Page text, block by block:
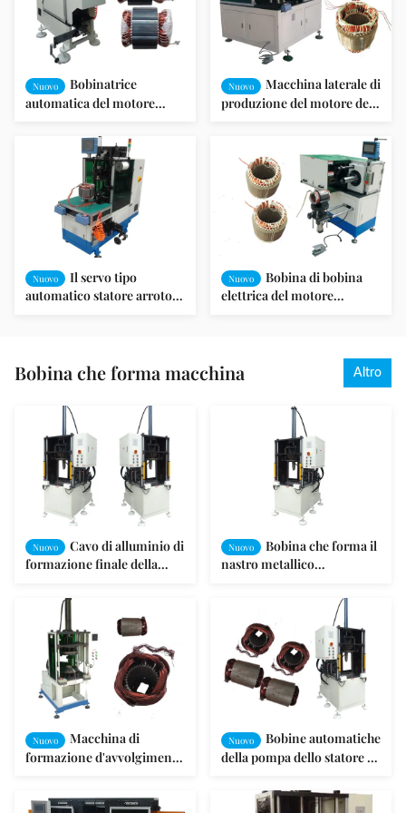
Nuovo
Bobinatrice
automatica del motore
dello statore del telaio per
Nuovo
Macchina laterale di
produzione del motore del
del servo dello statore del
motore singola
Nuovo
Il servo tipo
automatico statore arrotola
Nuovo
Bobina di bobina
elettrica del motore
Bobina che forma macchina Altro
Nuovo
Cavo di alluminio di
formazione finale della
bobina dello statore del
motore elettrico
Nuovo
Bobina che forma il
nastro metallico
motore della macchina
Nuovo
Macchina di
formazione d'avvolgimento
Nuovo
Bobine automatiche
della pompa dello statore di
che formano macchina